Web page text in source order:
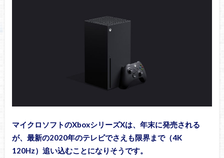
マイクロソフトのXboxシリーズXは、年末に発売される
が、最新の2020年のテレビでさえも限界まで（4K
120Hz）追い込むことになりそうです。